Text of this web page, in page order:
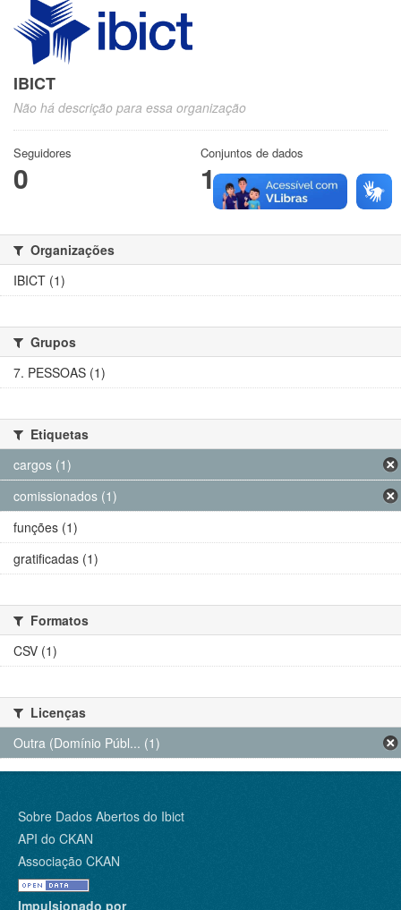
IBICT
Não há descrição para essa organização
Seguidores
0
Conjuntos de dados
1
Organizações
IBICT (1)
Grupos
7. PESSOAS (1)
Etiquetas
cargos (1)
comissionados (1)
funções (1)
gratificadas (1)
Formatos
CSV (1)
Licenças
Outra (Domínio Públ... (1)
Sobre Dados Abertos do Ibict
API do CKAN
Associação CKAN
Impulsionado por